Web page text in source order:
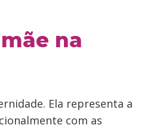
na
Ela representa a
com as